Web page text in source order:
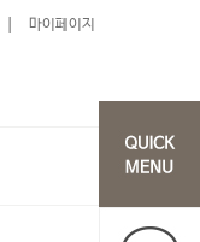
마이페이지